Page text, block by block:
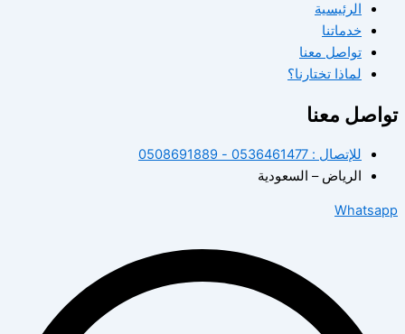
الرئيسية
خدماتنا
تواصل معنا
لماذا تختارنا؟
تواصل معنا
للإتصال : 0536461477 - 0508691889
الرياض – السعودية
Whatsapp